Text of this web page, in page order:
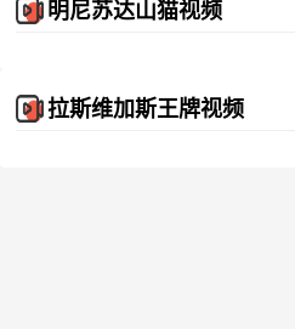
明尼苏达山猫视频
拉斯维加斯王牌视频